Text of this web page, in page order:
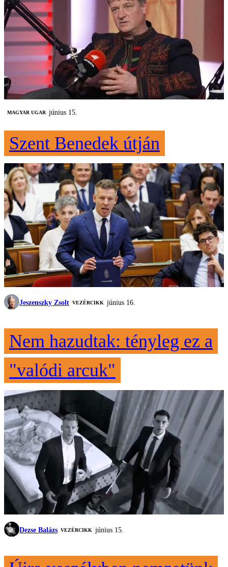
MAGYAR UGAR június 15.
Szent Benedek útján
Jeszenszky Zsolt VEZÉRCIKK június 16.
Nem hazudtak: tényleg ez a
"valódi arcuk"
Dezse Balázs VEZÉRCIKK június 15.